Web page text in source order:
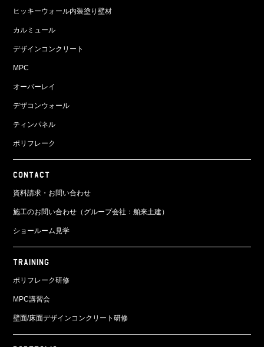
ヒッキーウォール内装塗り壁材
カルミュール
デザインコンクリート
MPC
オーバーレイ
デザコンウォール
ティンパネル
ポリフレーク
CONTACT
資料請求・お問い合わせ
施工のお問い合わせ（グループ会社：舶来土建）
ショールーム見学
TRAINING
ポリフレーク研修
MPC講習会
壁面/床面デザインコンクリート研修